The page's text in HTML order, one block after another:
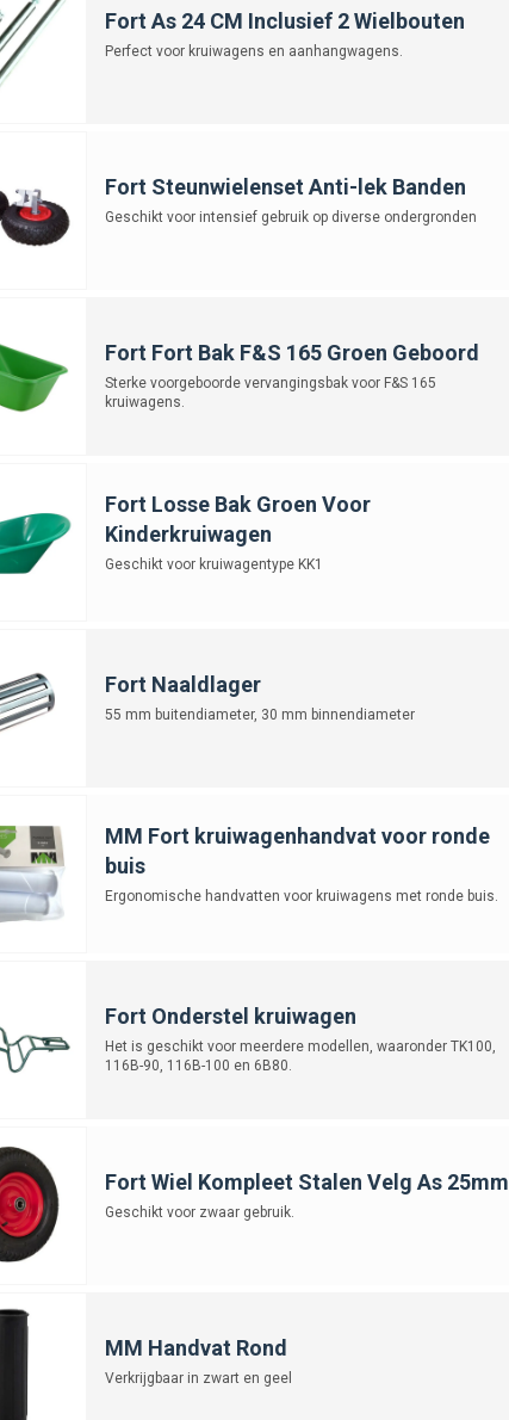
Fort As 24 CM Inclusief 2 Wielbouten
Perfect voor kruiwagens en aanhangwagens.
Fort Steunwielenset Anti-lek Banden
Geschikt voor intensief gebruik op diverse ondergronden
Fort Fort Bak F&S 165 Groen Geboord
Sterke voorgeboorde vervangingsbak voor F&S 165
kruiwagens.
Fort Losse Bak Groen Voor
Kinderkruiwagen
Geschikt voor kruiwagentype KK1
Fort Naaldlager
55 mm buitendiameter, 30 mm binnendiameter
MM Fort kruiwagenhandvat voor ronde
buis
Ergonomische handvatten voor kruiwagens met ronde buis.
Fort Onderstel kruiwagen
Het is geschikt voor meerdere modellen, waaronder TK100,
116B-90, 116B-100 en 6B80.
Fort Wiel Kompleet Stalen Velg As 25mm
Geschikt voor zwaar gebruik.
MM Handvat Rond
Verkrijgbaar in zwart en geel